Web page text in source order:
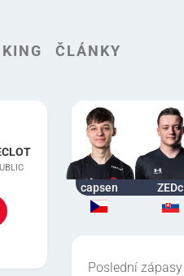
ČLÁNKY
capsen ZEDc
Poslední zápasy